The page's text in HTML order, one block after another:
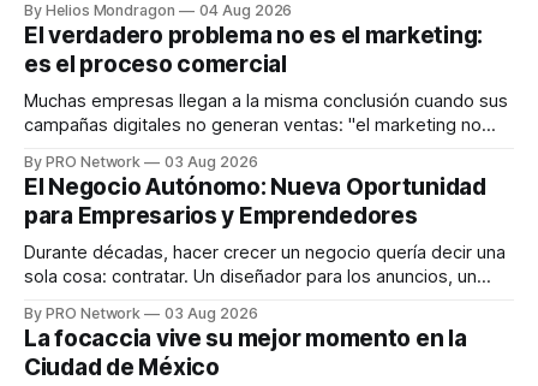
dispositivos inteligentes, inteligencia artificial y monitoreo
en tiempo real para ayudar a las personas a tomar mejores
decisiones sobre su salud metabólica. Su propuesta busca
responder
By Helios Mondragon 04 Aug 2026
El verdadero problema no es el marketing:
es el proceso comercial
Muchas empresas llegan a la misma conclusión cuando sus
campañas digitales no generan ventas: "el marketing no
INTERIUS, el problema suele estar en otro lugar. Durante
una entrevista para el podcast SER PRO, el especialista en
marketing digital explicó que
By PRO Network 03 Aug 2026
El Negocio Autónomo: Nueva Oportunidad
para Empresarios y Emprendedores
Durante décadas, hacer crecer un negocio quería decir una
sola cosa: contratar. Un diseñador para los anuncios, un
para los textos, alguien que supiera de publicidad digital
para encontrar prospectos, un vendedor para atender
llamadas y mensajes, y —con suerte— una persona
By PRO Network 03 Aug 2026
La focaccia vive su mejor momento en la
Ciudad de México